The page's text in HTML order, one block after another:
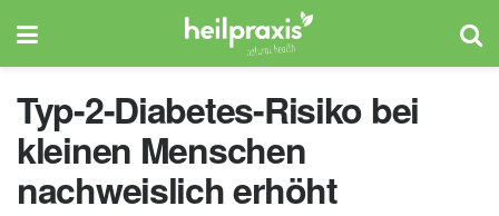
Typ-2-Diabetes-Risiko bei
kleinen Menschen
nachweislich erhöht